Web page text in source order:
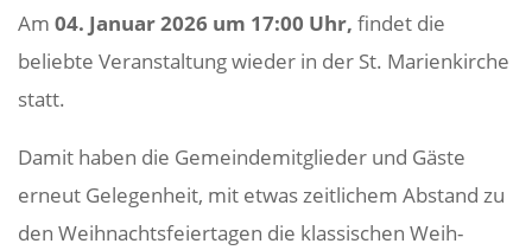
Am 04. Januar 2026 um 17:00 Uhr, findet die
beliebte Veran­stal­tung wieder in der St. Mari­en­kirche
statt.
Damit haben die Gemein­de­mit­glieder und Gäste
erneut Gele­gen­heit, mit etwas zeit­li­chem Abstand zu
den Weih­nachts­fei­er­tagen die klas­si­schen Weih­